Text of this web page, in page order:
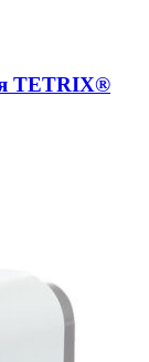
TETRIX®